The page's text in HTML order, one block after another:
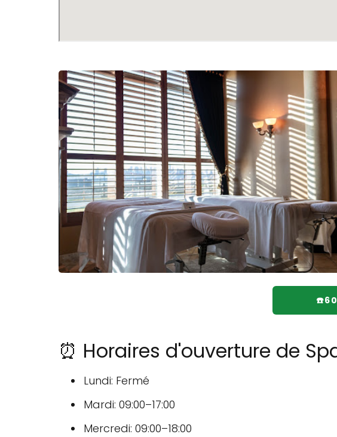
⏰ Horaires d'ouverture de
Lundi: Fermé
Mardi: 09:00–17:00
Mercredi: 09:00–18:00